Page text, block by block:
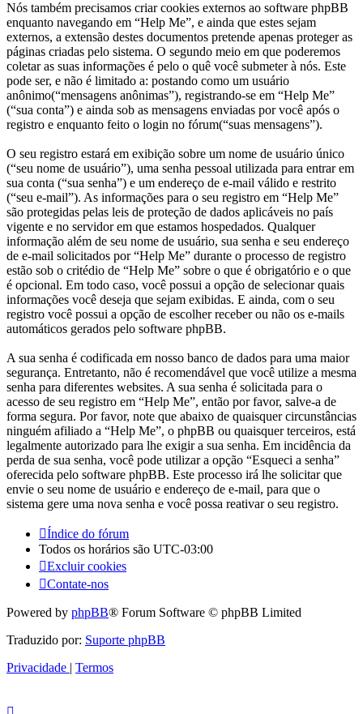
Nós também precisamos criar cookies externos ao software phpBB
enquanto navegando em “Help Me”, e ainda que estes sejam
externos, a extensão destes documentos pretende apenas proteger as
páginas criadas pelo sistema. O segundo meio em que poderemos
coletar as suas informações é pelo o quê você submeter à nós. Este
pode ser, e não é limitado a: postando como um usuário
anônimo(“mensagens anônimas”), registrando-se em “Help Me”
(“sua conta”) e ainda sob as mensagens enviadas por você após o
registro e enquanto feito o login no fórum(“suas mensagens”).
O seu registro estará em exibição sobre um nome de usuário único
(“seu nome de usuário”), uma senha pessoal utilizada para entrar em
sua conta (“sua senha”) e um endereço de e-mail válido e restrito
(“seu e-mail”). As informações para o seu registro em “Help Me”
são protegidas pelas leis de proteção de dados aplicáveis no país
vigente e no servidor em que estamos hospedados. Qualquer
informação além de seu nome de usuário, sua senha e seu endereço
de e-mail solicitados por “Help Me” durante o processo de registro
estão sob o critédio de “Help Me” sobre o que é obrigatório e o que
é opcional. Em todo caso, você possui a opção de selecionar quais
informações você deseja que sejam exibidas. E ainda, com o seu
registro você possui a opção de escolher receber ou não os e-mails
automáticos gerados pelo software phpBB.
A sua senha é codificada em nosso banco de dados para uma maior
segurança. Entretanto, não é recomendável que você utilize a mesma
senha para diferentes websites. A sua senha é solicitada para o
acesso de seu registro em “Help Me”, então por favor, salve-a de
forma segura. Por favor, note que abaixo de quaisquer circunstâncias
ninguém afiliado a “Help Me”, o phpBB ou quaisquer terceiros, está
legalmente autorizado para lhe exigir a sua senha. Em incidência da
perda de sua senha, você pode utilizar a opção “Esqueci a senha”
oferecida pelo software phpBB. Este processo irá lhe solicitar que
envie o seu nome de usuário e endereço de e-mail, para que o
sistema gere uma nova senha e você possa reativar o seu registro.
Índice do fórum
Todos os horários são UTC-03:00
Excluir cookies
Contate-nos
Powered by phpBB® Forum Software © phpBB Limited
Traduzido por: Suporte phpBB
Privacidade | Termos